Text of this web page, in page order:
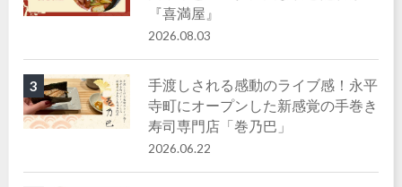
『喜満屋』
2026.08.03
3
手渡しされる感動のライブ感！永平
寺町にオープンした新感覚の手巻き
寿司専門店「巻乃巴」
2026.06.22